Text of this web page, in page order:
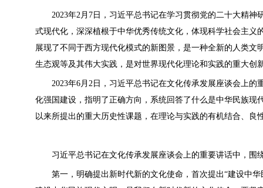
2023年2月7日，习近平总书记在学习贯彻党的二十大精神
式现代化，深深植根于中华优秀传统文化，体现科学社会主
展现了不同于西方现代化模式的新图景，是一种全新的人类
生态观等及其伟大实践，是对世界现代化理论和实践的重大创
2023年6月2日，习近平总书记在文化传承发展座谈会上的
化强国建设，指明了正确方向，系统回答了什么是中华民族
以来所提出的重大历史性课题，在理论与实践的有机结合、良
习近平总书记在文化传承发展座谈会上的重要讲话中，围
第一，明确提出新时代新的文化使命，首次提出“建设中华